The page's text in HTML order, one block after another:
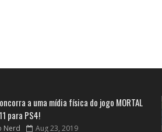
a uma mídia física do jogo MORTAL
para PS4!
Nerd Aug 23, 2019